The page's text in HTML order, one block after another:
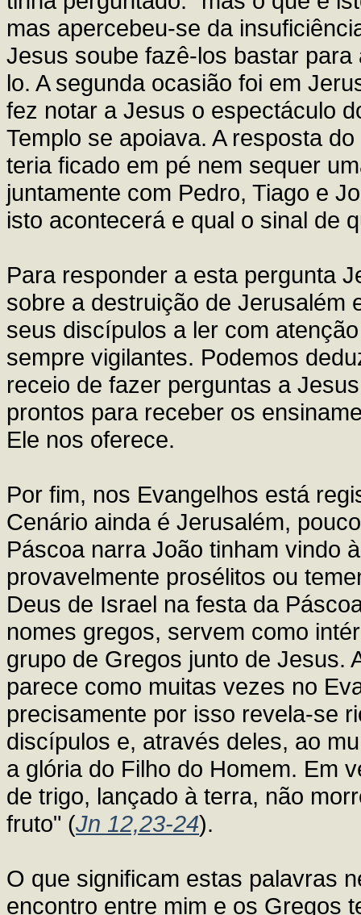
mas apercebeu-se da
Jesus soube fazê-los bastar
lo. A segunda ocasião foi em
fez notar a Jesus o espectáculo
Templo se apoiava. A resposta
teria ficado em pé nem sequer
juntamente com Pedro, Tiago e
isto acontecerá e qual o sinal de
Para responder a esta pergunta
sobre a destruição de Jerusalém
seus discípulos a ler com
sempre vigilantes. Podemos
receio de fazer perguntas a
prontos para receber os
Ele nos oferece.
Por fim, nos Evangelhos está
Cenário ainda é Jerusalém,
Páscoa narra João tinham vindo
provavelmente prosélitos ou
Deus de Israel na festa da
nomes gregos, servem como
grupo de Gregos junto de Jesus.
parece como muitas vezes no
precisamente por isso revela-se
discípulos e, através deles, ao
a glória do Filho do Homem. Em
de trigo, lançado à terra, não
fruto" (Jn 12,23-24).
O que significam estas palavras
encontro entre mim e os Gregos